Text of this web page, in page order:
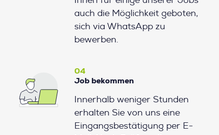
auch die Möglichkeit geboten,
sich via WhatsApp zu
bewerben.
04
Job bekommen
Innerhalb weniger Stunden
erhalten Sie von uns eine
Eingangsbestätigung per E-